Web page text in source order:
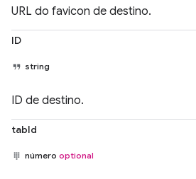
URL do favicon de destino.
ID
string
ID de destino.
tabId
número optional